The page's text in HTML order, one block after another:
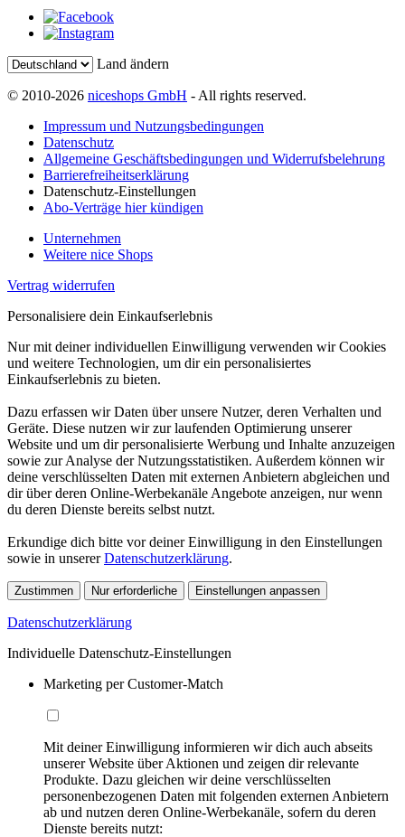
Land ändern
© 2010-2026 niceshops GmbH - All rights reserved.
Impressum und Nutzungsbedingungen
Datenschutz
Allgemeine Geschäftsbedingungen und Widerrufsbelehrung
Barrierefreiheitserklärung
Datenschutz-Einstellungen
Abo-Verträge hier kündigen
Unternehmen
Weitere nice Shops
Vertrag widerrufen
Personalisiere dein Einkaufserlebnis
Nur mit deiner individuellen Einwilligung verwenden wir Cookies
und weitere Technologien, um dir ein personalisiertes
Einkaufserlebnis zu bieten.
Dazu erfassen wir Daten über unsere Nutzer, deren Verhalten und
Geräte. Diese nutzen wir zur laufenden Optimierung unserer
Website und um dir personalisierte Werbung und Inhalte anzuzeigen
sowie zur Analyse der Nutzungsstatistiken. Außerdem können wir
deine verschlüsselten Daten mit externen Anbietern abgleichen und
dir über deren Online-Werbekanäle Angebote anzeigen, nur wenn
du deren Dienste bereits selbst nutzt.
Erkundige dich bitte vor deiner Einwilligung in den Einstellungen
sowie in unsererDatenschutzerklärung.
Zustimmen Nur erforderliche Einstellungen anpassen
Datenschutzerklärung
Individuelle Datenschutz-Einstellungen
Marketing per Customer-Match
Mit deiner Einwilligung informieren wir dich auch abseits
unserer Website über Aktionen und zeigen dir relevante
Produkte. Dazu gleichen wir deine verschlüsselten
personenbezogenen Daten mit folgenden externen Anbietern
ab und nutzen deren Online-Werbekanäle, sofern du deren
Dienste bereits nutzt: